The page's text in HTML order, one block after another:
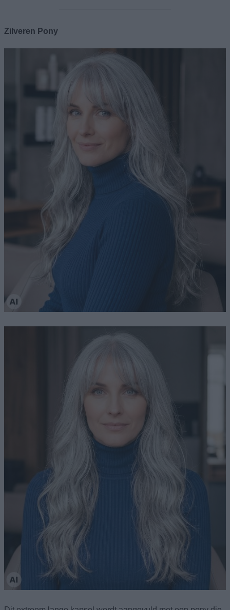
Zilveren Pony